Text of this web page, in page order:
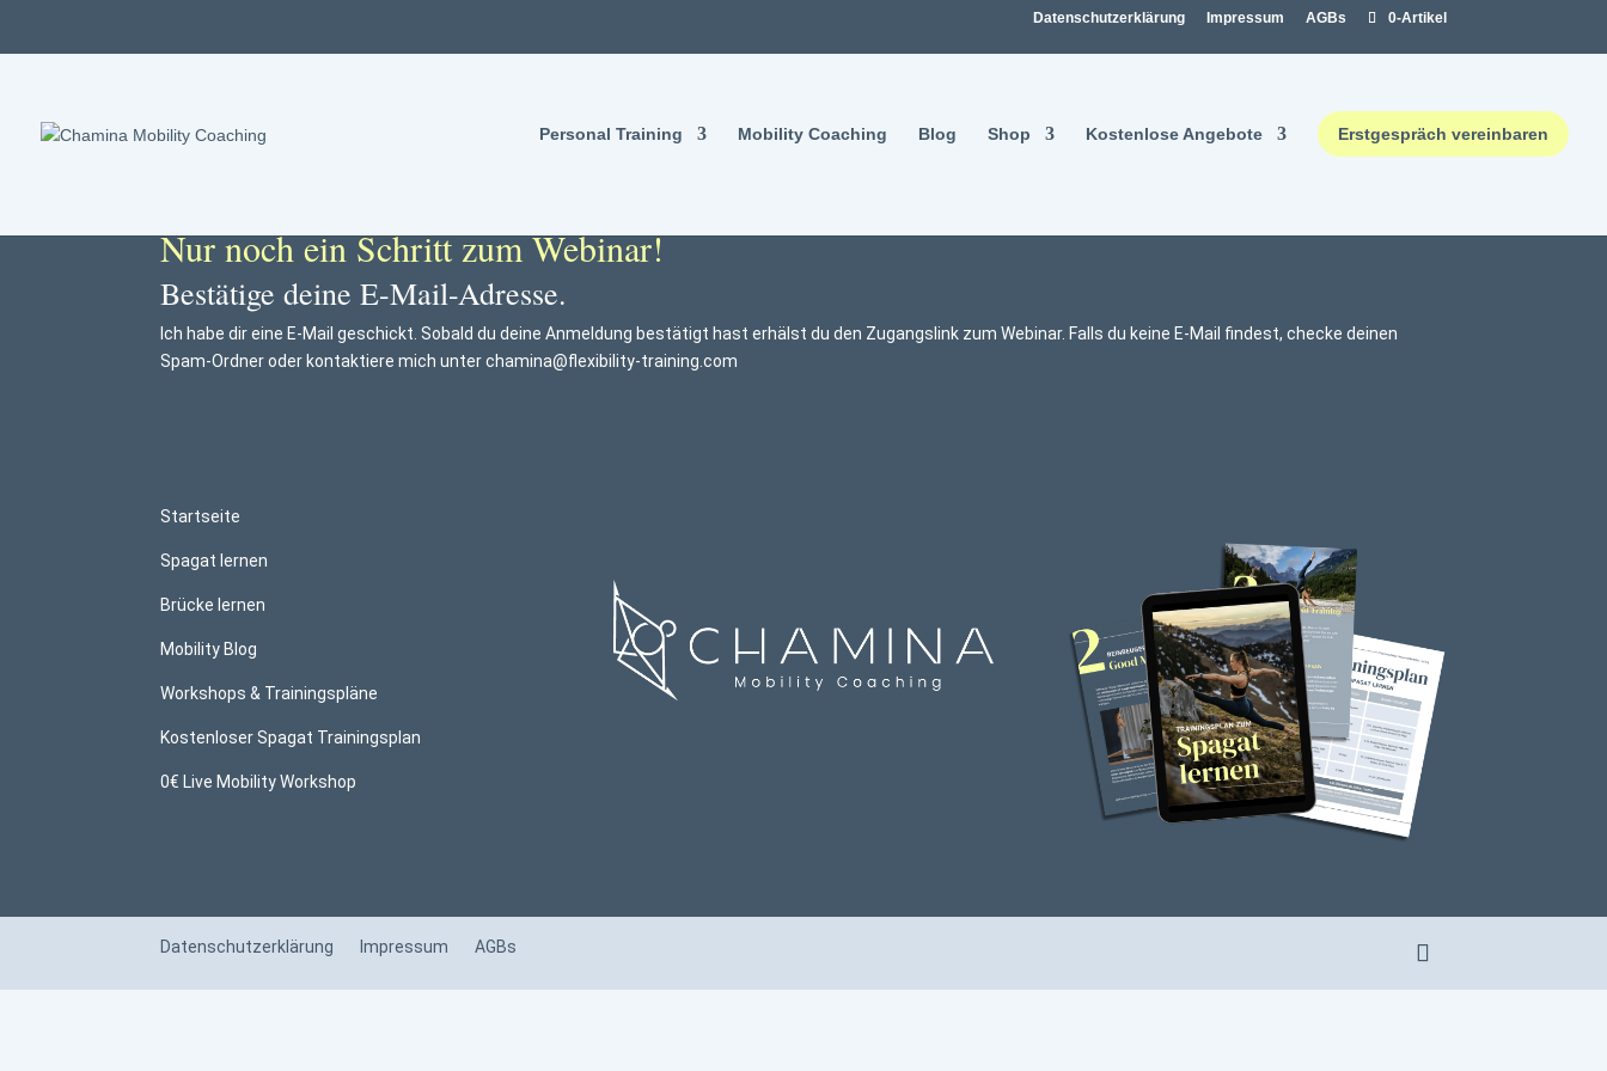
Datenschutzerklärung Impressum AGBs 0-Artikel
Personal Training Mobility Coaching Blog Shop Kostenlose Angebote Erstgespräch vereinbaren
Nur noch ein Schritt zum Webinar!
Bestätige deine E-Mail-Adresse.
Ich habe dir eine E-Mail geschickt. Sobald du deine Anmeldung bestätigt hast erhälst du den Zugangslink zum Webinar. Falls du keine E-Mail findest, checke deinen
Spam-Ordner oder kontaktiere mich unter chamina@flexibility-training.com
Startseite
Spagat lernen
Brücke lernen
Mobility Blog
Workshops & Trainingspläne
Kostenloser Spagat Trainingsplan
0€ Live Mobility Workshop
Datenschutzerklärung Impressum AGBs